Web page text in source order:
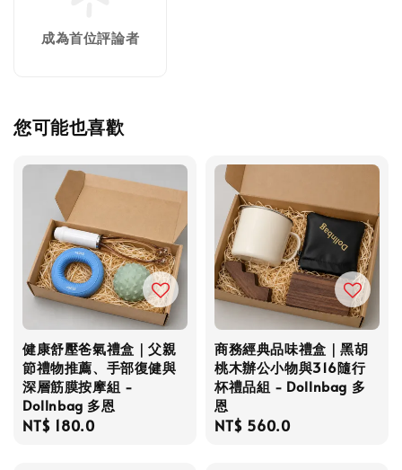
成為首位評論者
您可能也喜歡
健康舒壓爸氣禮盒｜父親
節禮物推薦、手部復健與
深層筋膜按摩組 -
Dollnbag 多恩
Regular
NT$ 180.0
商務經典品味禮盒｜黑胡
桃木辦公小物與316隨行
杯禮品組 - Dollnbag 多
恩
Regular
NT$ 560.0